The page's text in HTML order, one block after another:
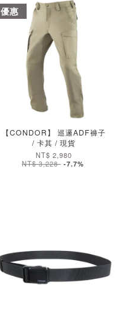
加入購物車
優惠
【CONDOR】 巡邏ADF褲子
/ 卡其 / 現貨
NT$ 2,980
NT$ 3,228 -7.7%